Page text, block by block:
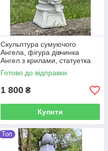
Скульптура сумуючого
Ангела, фігура дівчинка
Ангел з крилами, статуетка
на цвинтар Ангел на
постаменті 41 см
Готово до відправки
1 800 ₴
Купити
Топ